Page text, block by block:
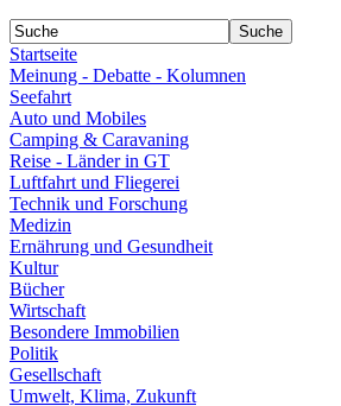
Startseite
Meinung - Debatte - Kolumnen
Seefahrt
Auto und Mobiles
Camping & Caravaning
Reise - Länder in GT
Luftfahrt und Fliegerei
Technik und Forschung
Medizin
Ernährung und Gesundheit
Kultur
Bücher
Wirtschaft
Besondere Immobilien
Politik
Gesellschaft
Umwelt, Klima, Zukunft